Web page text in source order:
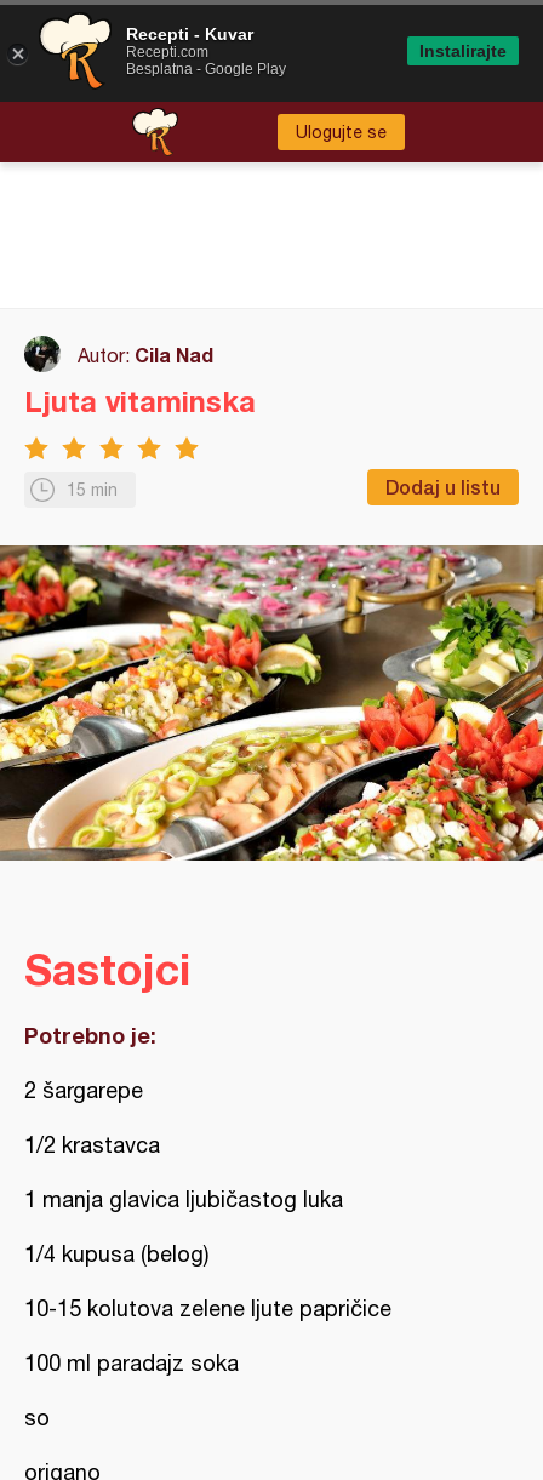
Ulogujte se
Autor: Cila Nad
15 min Dodaj u listu
Ljuta vitaminska
Sastojci
Potrebno je:
2 šargarepe
1/2 krastavca
1 manja glavica ljubičastog luka
1/4 kupusa (belog)
10-15 kolutova zelene ljute papričice
100 ml paradajz soka
so
origano
Recepti - Kuvar
Recepti.com
Besplatna - Google Play
Instalirajte